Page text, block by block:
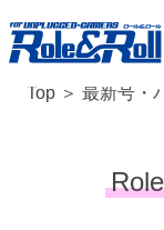
Top 最新号・